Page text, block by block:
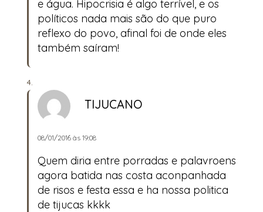
e água. Hipocrisia é algo terrível, e os
políticos nada mais são do que puro
reflexo do povo, afinal foi de onde eles
também saíram!
TIJUCANO
08/01/2016 às 19:08
Quem diria entre porradas e palavroens
agora batida nas costa aconpanhada
de risos e festa essa e ha nossa politica
de tijucas kkkk